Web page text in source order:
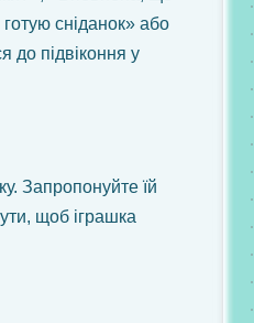
готую сніданок» або
до підвіконня у
Запропонуйте їй
щоб іграшка